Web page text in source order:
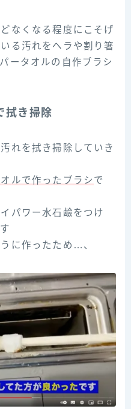
なくなる程度にこそげ
る汚れをヘラや割り箸
ータオルの自作ブラシ
拭き掃除
れを拭き掃除していき
ルで作ったブラシ で
パワー水石鹼をつけ
に作ったため…、